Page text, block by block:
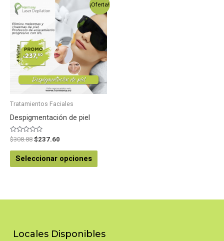
¡Oferta!
Tratamientos Faciales
Despigmentación de piel
Valorado
en
0
de
$308.88 $237.60
Seleccionar opciones
Locales Disponibles